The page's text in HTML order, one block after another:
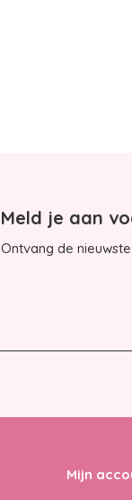
Meld je aan
Ontvang de
Mijn